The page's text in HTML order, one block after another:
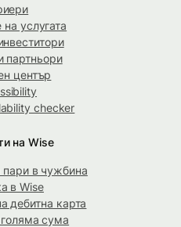
услугата
партньори
център
checker
на Wise
в чужбина
в Wise
дебитна карта
сума